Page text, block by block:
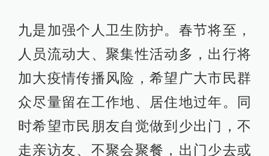
九是加强个人卫生防护。春节将至，
人员流动大、聚集性活动多，出行将
加大疫情传播风险，希望广大市民群
众尽量留在工作地、居住地过年。同
时希望市民朋友自觉做到少出门，不
走亲访友、不聚会聚餐，出门少去或